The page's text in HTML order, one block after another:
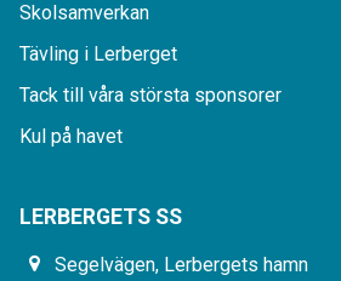
Skolsamverkan
Tävling i Lerberget
Tack till våra största sponsorer
Kul på havet
LERBERGETS SS
Segelvägen, Lerbergets hamn